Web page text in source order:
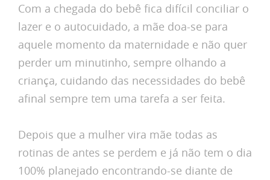
Com a chegada do bebê fica difícil conciliar o
lazer e o autocuidado, a mãe doa-se para
aquele momento da maternidade e não quer
perder um minutinho, sempre olhando a
criança, cuidando das necessidades do bebê
afinal sempre tem uma tarefa a ser feita.
Depois que a mulher vira mãe todas as
rotinas de antes se perdem e já não tem o dia
100% planejado encontrando-se diante de